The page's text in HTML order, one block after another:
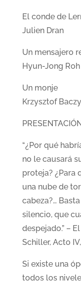
El
Julien Dran
Un
Hyun-Jong Roh
Un
Krzysztof
“¿Por qué
no le causará
proteja? ¿Para
una nube de
cabeza?…
silencio, que
despejado.” –
Schiller, Acto
Si existe una
todos los